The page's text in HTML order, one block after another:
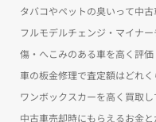
タバコやペットの臭いって中
フルモデルチェンジ・マイナ
傷・へこみのある車を高く評
車の板金修理で査定額はどれく
ワンボックスカーを高く買取
中古車売却時にもらえるお金